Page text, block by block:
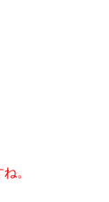
。